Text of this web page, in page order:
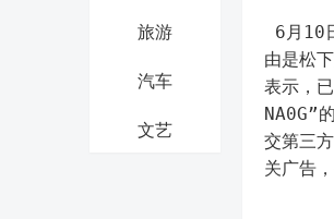
旅游
汽车
文艺
6月10
由是松
表示，
NA0G”
交第三
关广告